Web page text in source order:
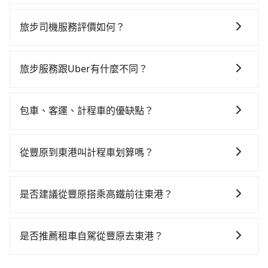
車、機場接送、定期洗腎、包月上下班，或者任何跨縣
編，在結帳時可以受理，並於乘車後一週內寄出電子收
無隱藏費用，讓您可以隨時掌握交通開支。
旅步司機服務評價如何？
機非常高的評價，認為他們非常專業且親切！讓他們的
旅步服務跟Uber有什麼不同？
中長程提供最優惠的價格。 (3) 全台服務，不分城市與郊
包車、客運、計程車的優缺點？
上、下車，不需與旅客共乘。但通常需要提前預約。 客
行車路線可能不太頻繁。 計程車：可以隨叫隨到，並且
從豐原到東港叫計程車划算嗎？
灣大車隊、Uber、Line Taxi、Yoxi等，如果在路邊攔不
程跳錶計算，價格約為5,925~7,100元間，但如改預約
是否建議從豐原搭乘高鐵前往東港？
06:25一直到23:07，台中-左營一天最多有89班次高鐵可
是否推薦租車自駕從豐原去東港？